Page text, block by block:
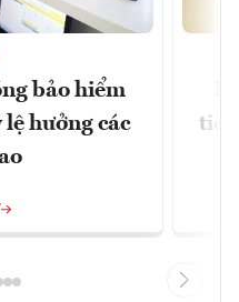
bảo hiểm
hưởng các